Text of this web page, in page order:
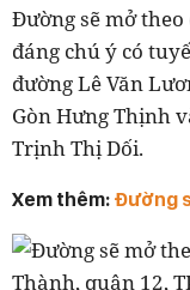
Đường sẽ mở
đáng chú ý có
đường Lê Văn
Gòn Hưng Thịnh
Trịnh Thị Dối.
Xem thêm: Đường